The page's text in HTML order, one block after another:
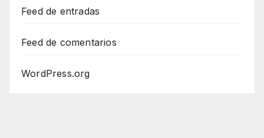
Feed de entradas
Feed de comentarios
WordPress.org